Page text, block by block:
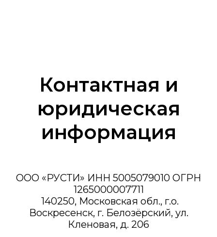
Контактная и
юридическая
информация
ООО «РУСТИ» ИНН 5005079010 ОГРН
1265000007711
140250, Московская обл., г.о.
Воскресенск, г. Белозёрский, ул.
Кленовая, д. 206